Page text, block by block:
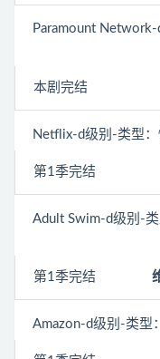
Paramount Network-
本剧完结
Netflix-d级别-类型
第1季完结
Adult Swim-d级别-
第1季完结
Amazon-d级别-类型